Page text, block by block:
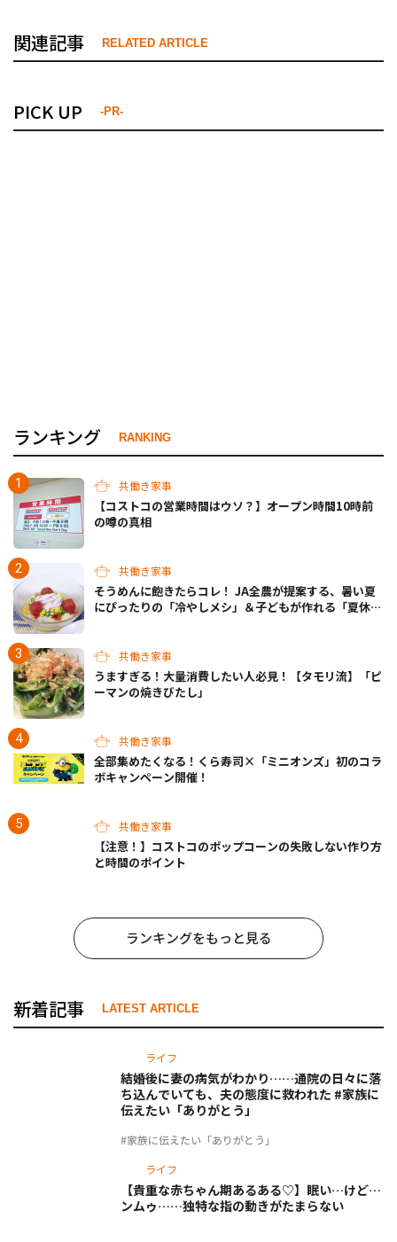
関連記事 RELATED ARTICLE
PICK UP -PR-
ランキング RANKING
共働き家事
【コストコの営業時間はウソ？】オープン時間10時前
の噂の真相
共働き家事
そうめんに飽きたらコレ！ JA全農が提案する、暑い夏
にぴったりの「冷やしメシ」＆子どもが作れる「夏休み
共働き家事
うますぎる！大量消費したい人必見！【タモリ流】「ピ
ーマンの焼きびたし」
共働き家事
全部集めたくなる！くら寿司×「ミニオンズ」初のコラ
ボキャンペーン開催！
共働き家事
【注意！】コストコのポップコーンの失敗しない作り方
と時間のポイント
ランキングをもっと見る
新着記事 LATEST ARTICLE
ライフ
#家族に伝えたい「ありがとう」
結婚後に妻の病気がわかり……通院の日々に落
ち込んでいても、夫の態度に救われた #家族に
伝えたい「ありがとう」
ライフ
【貴重な赤ちゃん期あるある♡】眠い…けど…
ンムゥ……独特な指の動きがたまらない